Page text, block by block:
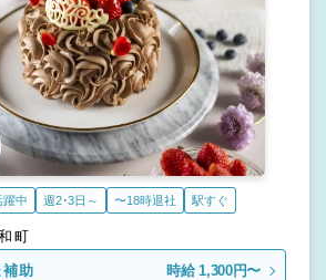
躍中 週2・3日～ 〜18時退社 駅すぐ
区 昭和町
助 時給 1,300円〜